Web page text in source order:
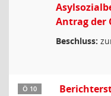
Antrag der
Beschluss:
Ö 10